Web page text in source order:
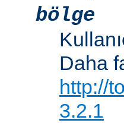
bölge
Daha
http://
3.2.1